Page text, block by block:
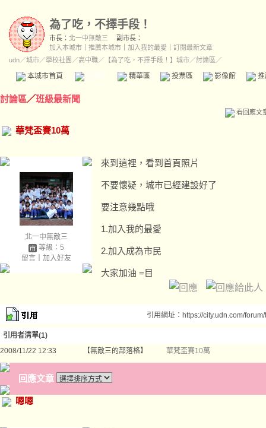
為了吃，不擇手段！
市長： 北一中無敵三
副市長：
加入本城市
推薦本城市 加入我的最愛
訂閱最新文章
udn／城市／學校社團 ／高中職／ 【為了吃，不擇手段！】城市／討論區／
本城市首頁 精華區 投票區 影像館
討論區／班級最新聞
看回應文
華梵盃賽10萬
北一中無敵三
等級：5
留言｜ 加入好友
來到這裡，看到首頁照片
不要懷疑，城市已經建設好了
要注意幾點哦
1.加入我的最愛
2.加入成為市民
大家加油 =目
引用網址：https://city.udn.com/
引用者清單(1)
2008/11/22 12:33
【無敵三的部落格】 華梵盃賽10萬
回應文章
嗯嗯